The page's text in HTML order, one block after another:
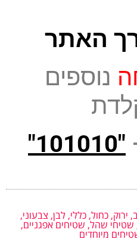
האתר
נוספים
"101010"
, ירוק, כחול, כללי, לבן, צבעוני,
שטיחי שהל, שטיחים אפגניים,
מיוחדים